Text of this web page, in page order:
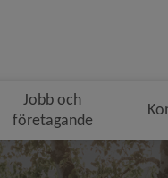
Jobb och
företagande